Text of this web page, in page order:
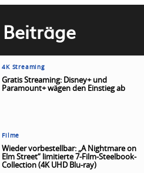
4K Streaming
Gratis Streaming: Disney+ und
Paramount+ wägen den Einstieg ab
Filme
Wieder vorbestellbar: „A Nightmare on
Elm Street“ limitierte 7-Film-Steelbook-
Collection (4K UHD Blu-ray)